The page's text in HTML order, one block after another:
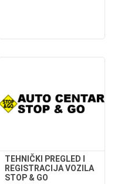
TEHNIČKI PREGLED I
REGISTRACIJA VOZILA
STOP & GO